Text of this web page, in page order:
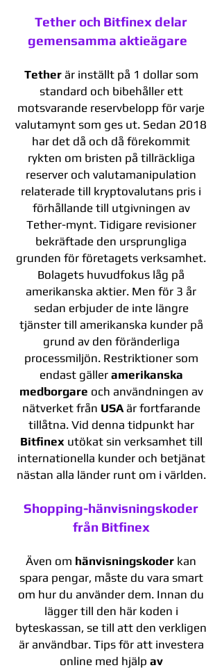
Tether och Bitfinex delar
gemensamma aktieägare
Tetherär inställt på 1 dollar som
standard och bibehåller ett
motsvarande reservbelopp för varje
valutamynt som ges ut. Sedan 2018
har det då och då förekommit
rykten om bristen på tillräckliga
reserver och valutamanipulation
relaterade till kryptovalutans pris i
förhållande till utgivningen av
Tether-mynt. Tidigare revisioner
bekräftade den ursprungliga
grunden för företagets verksamhet.
Bolagets huvudfokus låg på
amerikanska aktier. Men för 3 år
sedan erbjuder de inte längre
tjänster till amerikanska kunder på
grund av den föränderliga
processmiljön. Restriktioner som
endast gäller amerikanska
medborgare och användningen av
nätverket från USAär fortfarande
tillåtna. Vid denna tidpunkt har
Bitfinexutökat sin verksamhet till
internationella kunder och betjänat
nästan alla länder runt om i världen.
Shopping-hänvisningskoder
från Bitfinex
Även om hänvisningskoder kan
spara pengar, måste du vara smart
om hur du använder dem. Innan du
lägger till den här koden i
byteskassan, se till att den verkligen
är användbar. Tips för att investera
online med hjälp av